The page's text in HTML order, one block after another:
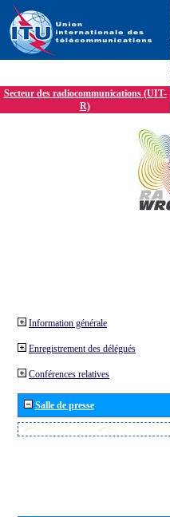
Secteur des radiocommunications (UIT-
R)
Information générale
Enregistrement des délégués
Conférences relatives
Salle de presse